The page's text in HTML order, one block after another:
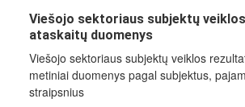
Viešojo sektoriaus subjektų
ataskaitų duomenys
Viešojo sektoriaus subjektų veiklos
metiniai duomenys pagal subjektus,
straipsnius